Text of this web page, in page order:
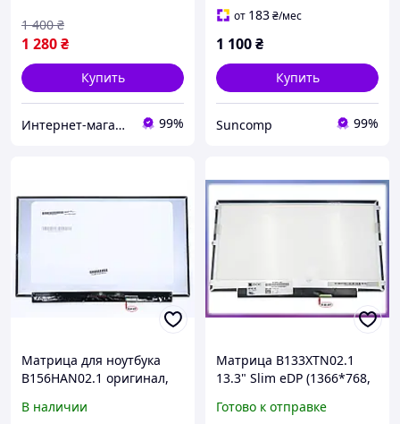
1 280₴
1 400 ₴
Купить
Интернет-магазин "SmartPart" 99%
от 183₴/мес
1 100₴
Купить
Suncomp 99%
Матрица для ноутбука
B156HAN02.1 оригинал,
В наличии
Матрица B133XTN02.1
13.3" Slim eDP (1366*768,
Матовая
Готово к отправке